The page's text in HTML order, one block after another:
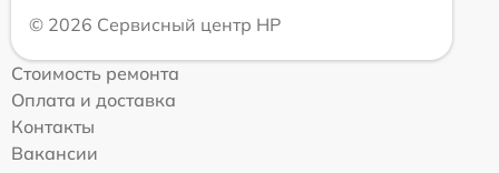
© 2026 Сервисный центр HP
Стоимость ремонта
Оплата и доставка
Контакты
Вакансии